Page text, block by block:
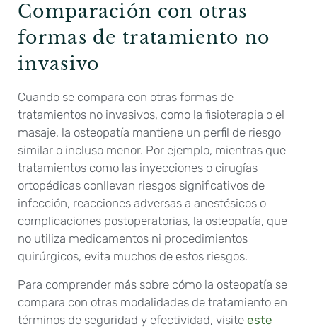
Comparación con otras
formas de tratamiento no
invasivo
Cuando se compara con otras formas de
tratamientos no invasivos, como la fisioterapia o el
masaje, la osteopatía mantiene un perfil de riesgo
similar o incluso menor. Por ejemplo, mientras que
tratamientos como las inyecciones o cirugías
ortopédicas conllevan riesgos significativos de
infección, reacciones adversas a anestésicos o
complicaciones postoperatorias, la osteopatía, que
no utiliza medicamentos ni procedimientos
quirúrgicos, evita muchos de estos riesgos.
Para comprender más sobre cómo la osteopatía se
compara con otras modalidades de tratamiento en
términos de seguridad y efectividad, visite este